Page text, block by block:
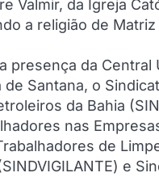
Valmir, da Igreja
a religião de Matriz
presença da
Santana, o
da Bahia
nas
de
e